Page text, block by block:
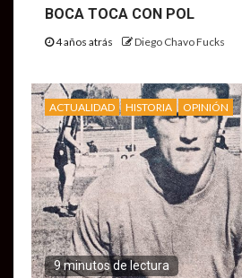
BOCA TOCA CON POL
4 años atrás Diego Chavo Fucks
ACTUALIDAD HISTORIA OPINIÓN
9 minutos de lectura